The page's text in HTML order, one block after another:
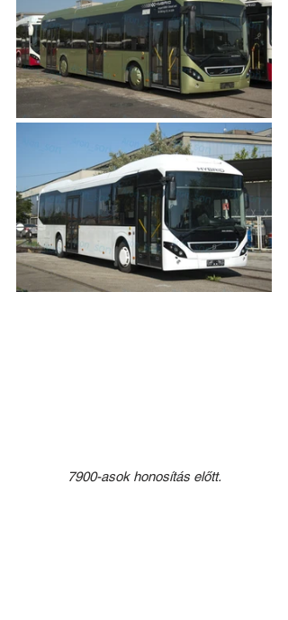
7900-asok honosítás előtt.